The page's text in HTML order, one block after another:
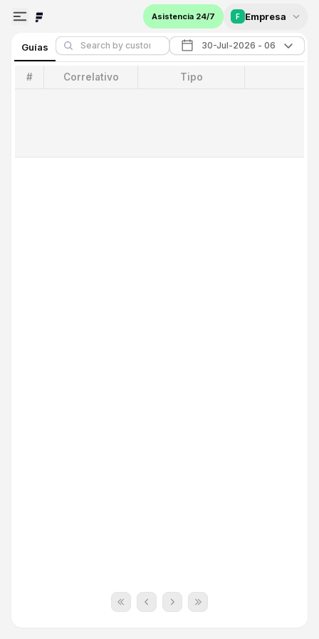
Asistencia 24/7 F Empresa
Guías
# Correlativo Tipo